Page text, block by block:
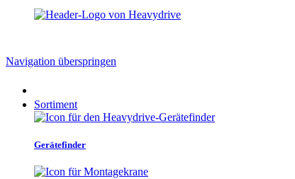
Navigation überspringen
Sortiment
Gerätefinder